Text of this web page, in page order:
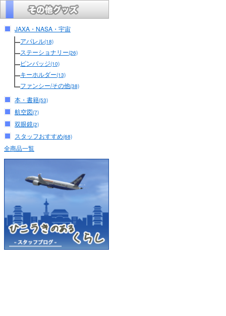
JAXA・NASA・宇宙
アパレル(18)
ステーショナリー(26)
ピンバッジ(10)
キーホルダー(13)
ファンシー/その他(38)
本・書籍(53)
航空図(7)
双眼鏡(2)
スタッフおすすめ(68)
全商品一覧